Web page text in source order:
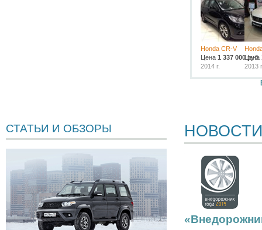
Honda CR-V
Цена 1 337 000 руб.
2014 г.
Цена
2013
СТАТЬИ И ОБЗОРЫ НОВОСТИ